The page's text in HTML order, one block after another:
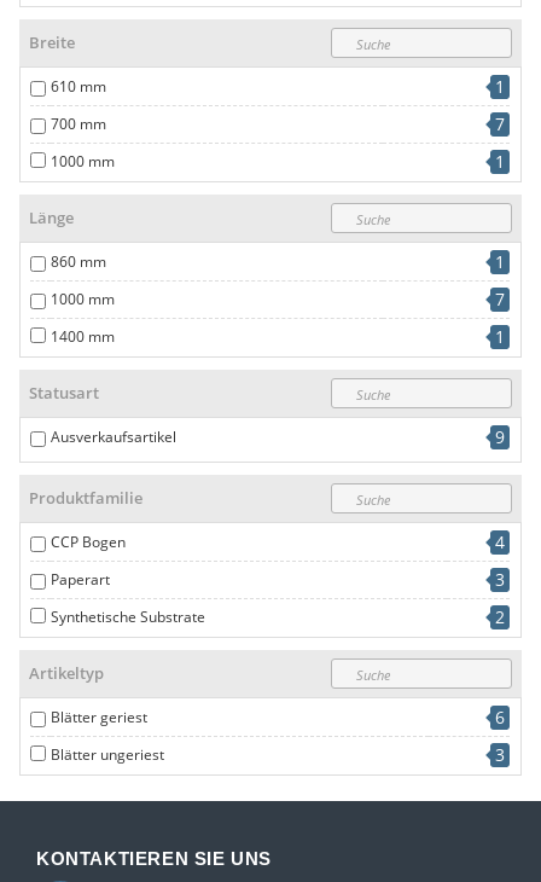
Breite
610 mm 1
700 mm 7
1000 mm 1
Länge
860 mm 1
1000 mm 7
1400 mm 1
Statusart
Ausverkaufsartikel 9
Produktfamilie
CCP Bogen 4
Paperart 3
Synthetische Substrate 2
Artikeltyp
Blätter geriest 6
Blätter ungeriest 3
KONTAKTIEREN SIE UNS